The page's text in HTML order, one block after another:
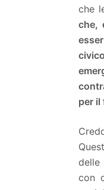
che
che,
per il
delle
con